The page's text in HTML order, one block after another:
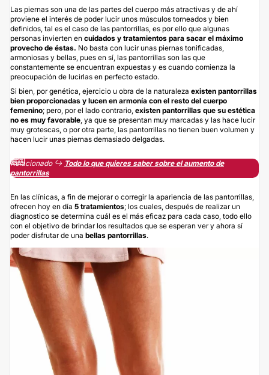
Las piernas son una de las partes del cuerpo más atractivas y de ahí
proviene el interés de poder lucir unos músculos torneados y bien
definidos, tal es el caso de las pantorrillas, es por ello que algunas
personas invierten en cuidados y tratamientos para sacar el máximo
provecho de éstas. No basta con lucir unas piernas tonificadas,
armoniosas y bellas, pues en sí, las pantorrillas son las que
constantemente se encuentran expuestas y es cuando comienza la
preocupación de lucirlas en perfecto estado.
Si bien, por genética, ejercicio u obra de la naturaleza existen pantorrillas
bien proporcionadas y lucen en armonía con el resto del cuerpo
femenino; pero, por el lado contrario, existen pantorrillas que su estética
no es muy favorable , ya que se presentan muy marcadas y las hace lucir
muy grotescas, o por otra parte, las pantorrillas no tienen buen volumen y
hacen lucir unas piernas demasiado delgadas.
Relacionado ↪️ Todo lo que quieres saber sobre el aumento de
pantorrillas
En las clínicas, a fin de mejorar o corregir la apariencia de las pantorrillas,
ofrecen hoy en día 5 tratamientos; los cuales, después de realizar un
diagnostico se determina cuál es el más eficaz para cada caso, todo ello
con el objetivo de brindar los resultados que se esperan ver y ahora sí
poder disfrutar de una bellas pantorrillas.